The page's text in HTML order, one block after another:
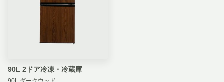
90L 2ドア冷凍・冷蔵庫